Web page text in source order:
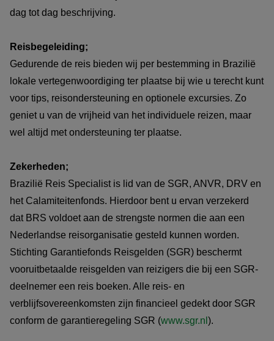
dag tot dag beschrijving.
Reisbegeleiding;
Gedurende de reis bieden wij per bestemming in Brazilië
lokale vertegenwoordiging ter plaatse bij wie u terecht kunt
voor tips, reisondersteuning en optionele excursies. Zo
geniet u van de vrijheid van het individuele reizen, maar
wel altijd met ondersteuning ter plaatse.
Zekerheden;
Brazilië Reis Specialist is lid van de SGR, ANVR, DRV en
het Calamiteitenfonds. Hierdoor bent u ervan verzekerd
dat BRS voldoet aan de strengste normen die aan een
Nederlandse reisorganisatie gesteld kunnen worden.
Stichting Garantiefonds Reisgelden (SGR) beschermt
vooruitbetaalde reisgelden van reizigers die bij een SGR-
deelnemer een reis boeken. Alle reis- en
verblijfsovereenkomsten zijn financieel gedekt door SGR
conform de garantieregeling SGR (www.sgr.nl ).